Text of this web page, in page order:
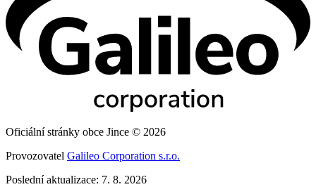
Oficiální stránky obce Jince © 2026
Provozovatel Galileo Corporation s.r.o.
Poslední aktualizace: 7. 8. 2026